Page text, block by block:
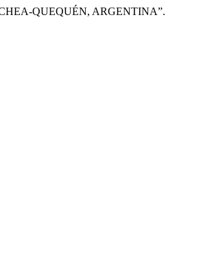
QUEQUÉN, ARGENTINA”.